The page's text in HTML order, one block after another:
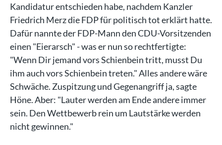
Kandidatur entschieden habe, nachdem Kanzler
Friedrich Merz die FDP für politisch tot erklärt hatte.
Dafür nannte der FDP-Mann den CDU-Vorsitzenden
einen "Eierarsch" - was er nun so rechtfertigte:
"Wenn Dir jemand vors Schienbein tritt, musst Du
ihm auch vors Schienbein treten." Alles andere wäre
Schwäche. Zuspitzung und Gegenangriff ja, sagte
Höne. Aber: "Lauter werden am Ende andere immer
sein. Den Wettbewerb rein um Lautstärke werden
nicht gewinnen."